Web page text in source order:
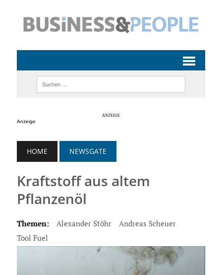
Anzeige
HOME NEWSGATE
Kraftstoff aus altem
Pflanzenöl
Themen: Alexander Stöhr
Andreas Scheuer
Tool Fuel